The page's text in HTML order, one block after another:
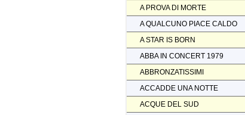
A PROVA DI MORTE
A QUALCUNO PIACE CALDO
A STAR IS BORN
ABBA IN CONCERT 1979
ABBRONZATISSIMI
ACCADDE UNA NOTTE
ACQUE DEL SUD